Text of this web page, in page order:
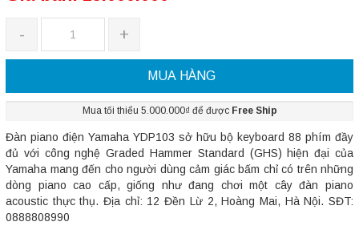
- +
MUA HÀNG
Mua tối thiểu 5.000.000₫ để được Free Ship
Đàn piano điện Yamaha YDP103 sở hữu bộ keyboard 88 phím đầy
đủ với công nghệ Graded Hammer Standard (GHS) hiện đại của
Yamaha mang đến cho người dùng cảm giác bấm chỉ có trên những
dòng piano cao cấp, giống như đang chơi một cây đàn piano
acoustic thực thụ. Địa chỉ: 12 Đền Lừ 2, Hoàng Mai, Hà Nội. SĐT:
0888808990